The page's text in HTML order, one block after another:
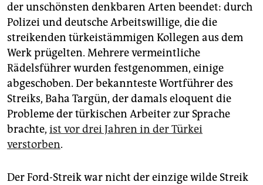
der unschönsten denkbaren Arten beendet: durch
Polizei und deutsche Arbeitswillige, die die
streikenden türkeistämmigen Kollegen aus dem
Werk prügelten. Mehrere vermeintliche
Rädelsführer wurden festgenommen, einige
abgeschoben. Der bekannteste Wortführer des
Streiks, Baha Targün, der damals eloquent die
Probleme der türkischen Arbeiter zur Sprache
brachte, ist vor drei Jahren in der Türkei
verstorben.
Der Ford-Streik war nicht der einzige wilde Streik